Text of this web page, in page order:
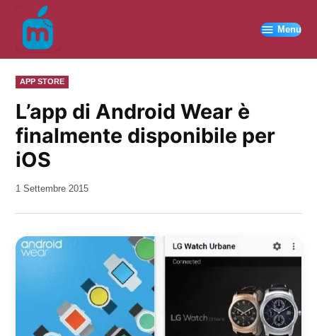
contenuto
Menu
PUBBLICATO
IN
APP STORE
L’app di Android Wear è
finalmente disponibile per
iOS
da
1 Settembre 2015